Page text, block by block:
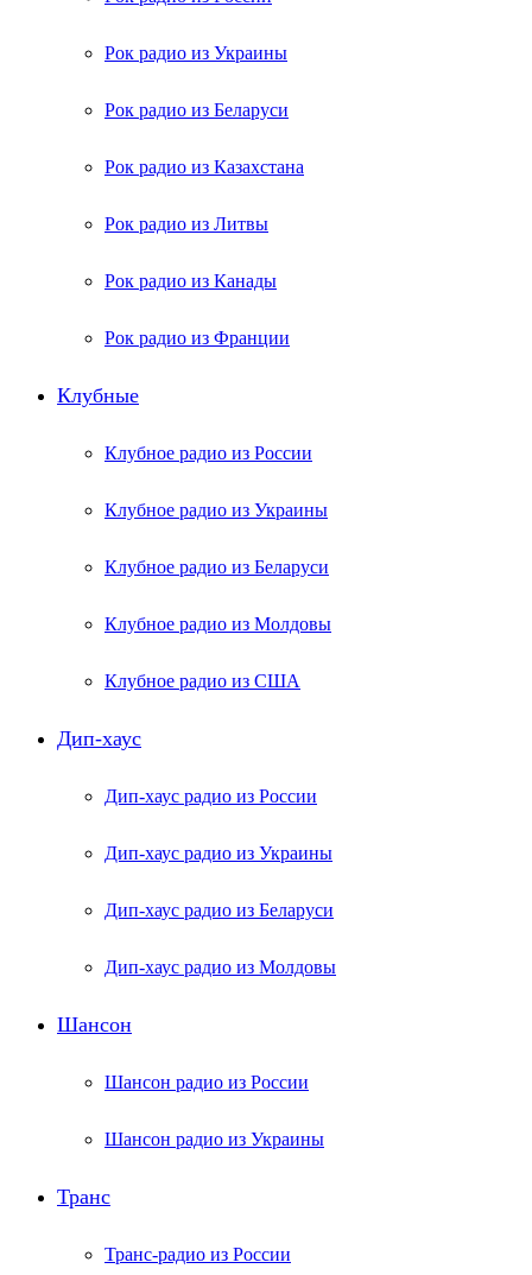
Рок радио из Украины
Рок радио из Беларуси
Рок радио из Казахстана
Рок радио из Литвы
Рок радио из Канады
Рок радио из Франции
Клубные
Клубное радио из России
Клубное радио из Украины
Клубное радио из Беларуси
Клубное радио из Молдовы
Клубное радио из США
Дип-хаус
Дип-хаус радио из России
Дип-хаус радио из Украины
Дип-хаус радио из Беларуси
Дип-хаус радио из Молдовы
Шансон
Шансон радио из России
Шансон радио из Украины
Транс
Транс-радио из России